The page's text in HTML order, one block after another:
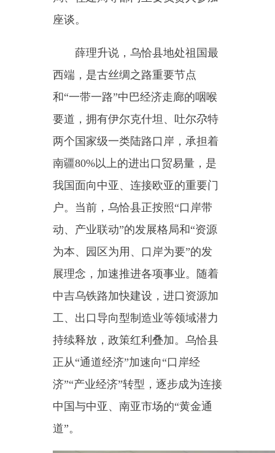
要道，拥有伊尔克什坦、吐尔尕特
两个国家级一类陆路口岸，承担着
南疆80%以上的进出口贸易量，是
动、产业联动”的发展格局和“资源
为本、园区为用、口岸为要”的发
展理念，加速推进各项事业。随着
中吉乌铁路加快建设，进口资源加
工、出口导向型制造业等领域潜力
持续释放，政策红利叠加。乌恰县
正从“通道经济”加速向“口岸经
中国与中亚、南亚市场的“黄金通
道”。